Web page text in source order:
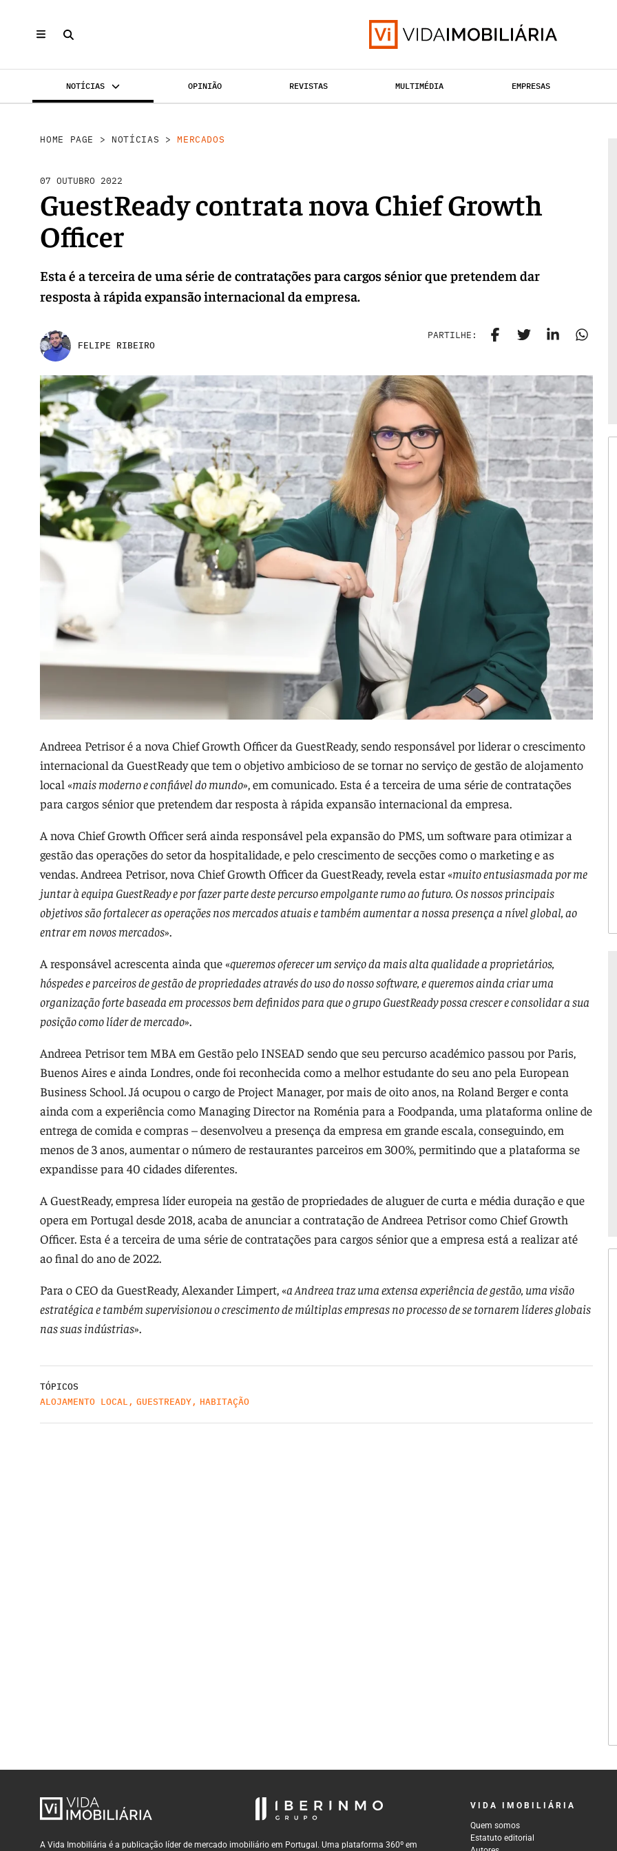
NOTÍCIAS OPINIÃO REVISTAS MULTIMÉDIA EMPRESAS
HOME PAGE > NOTÍCIAS >MERCADOS
07 OUTUBRO 2022
GuestReady contrata nova Chief Growth
Officer
Esta é a terceira de uma série de contratações para cargos sénior que pretendem dar
resposta à rápida expansão internacional da empresa.
FELIPE RIBEIRO
PARTILHE:
Andreea Petrisor é a nova Chief Growth Officer da GuestReady, sendo responsável por liderar o crescimento
internacional da GuestReady que tem o objetivo ambicioso de se tornar no serviço de gestão de alojamento
local «mais moderno e confiável do mundo», em comunicado. Esta é a terceira de uma série de contratações
para cargos sénior que pretendem dar resposta à rápida expansão internacional da empresa.
A nova Chief Growth Officer será ainda responsável pela expansão do PMS, um software para otimizar a
gestão das operações do setor da hospitalidade, e pelo crescimento de secções como o marketing e as
vendas. Andreea Petrisor, nova Chief Growth Officer da GuestReady, revela estar «muito entusiasmada por me
juntar à equipa GuestReady e por fazer parte deste percurso empolgante rumo ao futuro. Os nossos principais
objetivos são fortalecer as operações nos mercados atuais e também aumentar a nossa presença a nível global, ao
entrar em novos mercados».
A responsável acrescenta ainda que «queremos oferecer um serviço da mais alta qualidade a proprietários,
hóspedes e parceiros de gestão de propriedades através do uso do nosso software, e queremos ainda criar uma
organização forte baseada em processos bem definidos para que o grupo GuestReady possa crescer e consolidar a sua
posição como líder de mercado».
Andreea Petrisor tem MBA em Gestão pelo INSEAD sendo que seu percurso académico passou por Paris,
Buenos Aires e ainda Londres, onde foi reconhecida como a melhor estudante do seu ano pela European
Business School. Já ocupou o cargo de Project Manager, por mais de oito anos, na Roland Berger e conta
ainda com a experiência como Managing Director na Roménia para a Foodpanda, uma plataforma online de
entrega de comida e compras – desenvolveu a presença da empresa em grande escala, conseguindo, em
menos de 3 anos, aumentar o número de restaurantes parceiros em 300%, permitindo que a plataforma se
expandisse para 40 cidades diferentes.
A GuestReady, empresa líder europeia na gestão de propriedades de aluguer de curta e média duração e que
opera em Portugal desde 2018, acaba de anunciar a contratação de Andreea Petrisor como Chief Growth
Officer. Esta é a terceira de uma série de contratações para cargos sénior que a empresa está a realizar até
ao final do ano de 2022.
Para o CEO da GuestReady, Alexander Limpert, «a Andreea traz uma extensa experiência de gestão, uma visão
estratégica e também supervisionou o crescimento de múltiplas empresas no processo de se tornarem líderes globais
nas suas indústrias».
TÓPICOS
ALOJAMENTO LOCAL , GUESTREADY, HABITAÇÃO
A Vida Imobiliária é a publicação líder de mercado imobiliário em Portugal. Uma plataforma 360º em
VIDA IMOBILIÁRIA
Quem somos
Estatuto editorial